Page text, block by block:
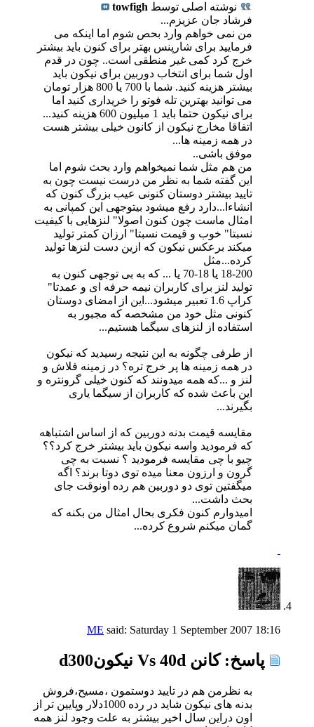
نوشته اصلی توسط towfigh
فرشاد جان عزیزم...
من نمی خواهم وارد بحص شوم اما اینکه می
فرمایید برای شارپنس بهتر برای کنون باید بیشتر
خرج کرد کمی غیر منطقی است.. چون در قدم
اول شما برای انتخاب دوربین برای نیکون باید
بیشتر هزینه کنید. شما با 700 یا 800 هزار تومان
می توانید بهترین تله فوتو را خریداری کنید اما
برای نیکون حتما باید 1 میلیون 600 هزینه کنید...
اتفاقا مخارج نیکون از کانون خیلی بیشتر هست
در همه زمینه ها...
موفق باشی..
من هم مثل شما نمیخواهم وارد بحث شوم اما
این گفته شما به نظر من درست نیست چون به
تایید بیشتر دوستان کنونی عیب بزرگ کنون که
انشاءا...دارد رفع میشود بیتوجهی این کمپانی به
امثال ماست چون کنون اصولا" لنزهایی با کیفیت
نسبتا" خوب و قیمت نسبتا" ارزان کمتر تولید
میکند برعکس نیکون که ازین دست لنزها تولید
کرده...مثل
18-200 یا 18-70 یا ... که به بی توجهی کنون به
تولید لنز برای کاربران نیمه حرفه ای و عمدتا"
کراپ 1.6 تعبیر میشود...این از امضای دوستان
کنونی مثل خود من مشخصه که مجبور به
استفاده از لنزهای سیگما هستیم...
از طرفی چگونه به این نتیجه رسیدید که نیکون
در همه زمینه ها پر خرج تره؟ در زمینه فلاش و
لنز و ...که همه میدونند که کنون خیلی گرونتره و
این باعث شده که کاربران از سیگما یاری
بگیرند...
مقایسه قیمت بدنه دوربین که از اساس اشتباهه
که فرمودید واسه نیکون باید بیشتر خرج کرد؟؟
چیو با چی مقایسه فرمودید ؟ نسبت به چی
گرون و ارزون معنا میده توی دوتا برند؟ اگه
میگفتین توی دو دوربین هم رده اونوقت جای
بحث داشت...
امیدوارم کنون فکری بحال امثال من بکنه که
گمان میکنم شروع کرده...
ME said: Saturday 1 September 2007 18:16
پاسخ: كانن Vs 40d نیكونd300
به نظرمن هم در تایید دوستمون ،مسیح،فروش
بدنه های نیكون شاید در رده 1000دلار وپایین تر از
اون دراین سال اخیر بیشتر به علت وجود لنز همه